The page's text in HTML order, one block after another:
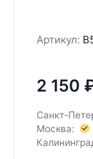
Артикул:
2 150
Санкт-
Москва: